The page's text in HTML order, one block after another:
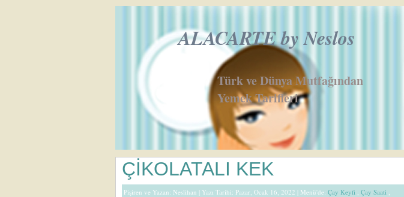
ALACARTE by Neslos
Türk ve Dünya Mutfağından
Yemek Tarifleri
ÇİKOLATALI KEK
Pişiren ve Yazan: Neslihan | Yazı Tarihi: Pazar, Ocak 16, 2022 | Menü'de: Çay Keyfi , Çay Saati ,